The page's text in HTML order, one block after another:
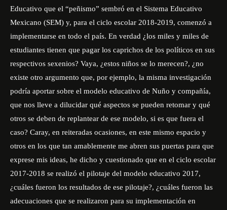
Educativo que el “peñismo” sembró en el Sistema Educativo
Mexicano (SEM) y, para el ciclo escolar 2018-2019, comenzó a
implementarse en todo el país. En verdad ¿los miles y miles de
estudiantes tienen que pagar los caprichos de los políticos en sus
respectivos sexenios? Vaya, ¿estos niños se lo merecen?, ¿no
existe otro argumento que, por ejemplo, la misma investigación
podría aportar sobre el modelo educativo de Nuño y compañía,
que nos lleve a dilucidar qué aspectos se pueden retomar y qué
otros se deben de replantear de ese modelo, si es que fuera el
caso? Caray, en reiteradas ocasiones, en este mismo espacio y
otros en los que tan amablemente me abren sus puertas para que
exprese mis ideas, he dicho y cuestionado que en el ciclo escolar
2017-2018 se realizó el pilotaje del modelo educativo 2017,
¿cuáles fueron los resultados de ese pilotaje?, ¿cuáles fueron las
adecuaciones que se realizaron para su implementación en